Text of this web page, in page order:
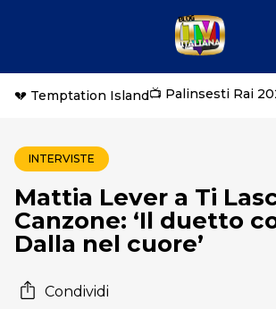
💔 Temptation Island📺 Palinsesti Rai
INTERVISTE
Mattia Lever a Ti
Canzone: ‘Il duetto
Dalla nel cuore’
Condividi